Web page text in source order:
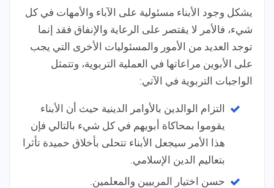
يشكل وجود الأبناء مسئولية على الآباء والأمهات في كل
شيء، فالأمر لا يقتصر على الرعاية والإنفاق فقد إنما
توجد العديد من الأمور والمسئوليات الأخرى التي يجب
على الأبوين مراعاتها في العملية التربوية، وتتمثل
الواجبات التربوية في الآتي:
التزام الوالدين بالأوامر الدينية حيث أن الأبناء
يقوموا بمحاكاة أبويهم في كل شيء بالتالي فإن
هذا الأمر سيجعل الأبناء تتحلى بأخلاق حميدة تأثرا
بتعاليم الدين الإسلامي.
حسن اختيار المربيين والمعلمين.